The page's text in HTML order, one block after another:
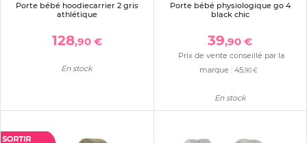
Porte bébé hoodiecarrier 2 gris
athlétique
128,90 €
En stock
Porte bébé physiologique go 4
black chic
39,90 €
Prix de vente conseillé par la
marque :45 ,90 €
En stock